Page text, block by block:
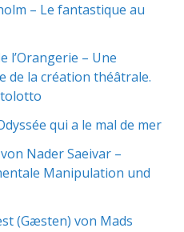
– Le fantastique au
l’Orangerie – Une
de la création théâtrale.
qui a le mal de mer
Nader Saeivar​​ –
Manipulation und
(Gæsten) von Mads